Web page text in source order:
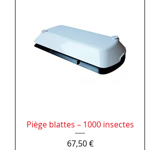
Piège blattes – 1000 insectes
Prix
67,50 €